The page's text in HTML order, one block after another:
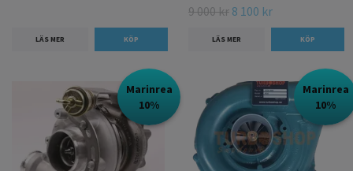
LÄS MER
9 000 kr 8 100 kr
LÄS MER
Marinrea
10%
Marinrea
10%